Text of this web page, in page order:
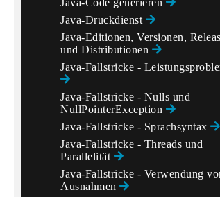
Java-Code generieren
Java-Druckdienst
Java-Editionen, Versionen,
und Distributionen
Java-Fallstricke -
Java-Fallstricke - Nulls und
NullPointerException
Java-Fallstricke - Sprachsyntax
Java-Fallstricke - Threads und
Parallelität
Java-Fallstricke - Verwendung
Ausnahmen